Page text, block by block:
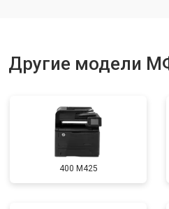
Другие модели
400 M425